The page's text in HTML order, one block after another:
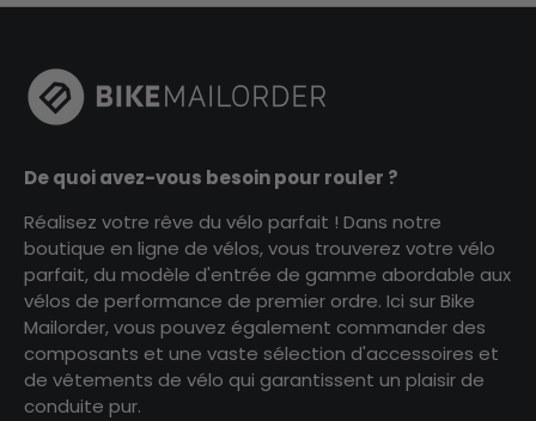
De quoi avez-vous besoin pour rouler ?
Réalisez votre rêve du vélo parfait ! Dans notre
boutique en ligne de vélos, vous trouverez votre vélo
parfait, du modèle d'entrée de gamme abordable aux
vélos de performance de premier ordre. Ici sur Bike
Mailorder, vous pouvez également commander des
composants et une vaste sélection d'accessoires et
de vêtements de vélo qui garantissent un plaisir de
conduite pur.